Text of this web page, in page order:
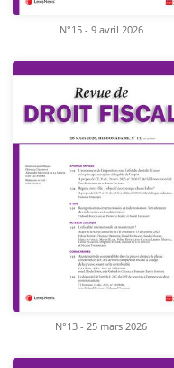
N°15 - 9 avril 2026
N°13 - 25 mars 2026